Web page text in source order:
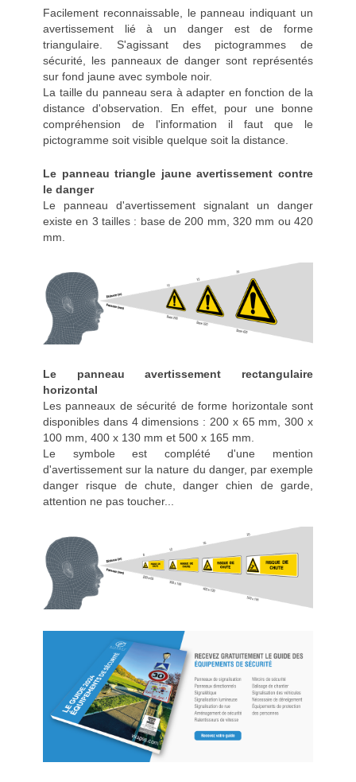
Facilement reconnaissable, le panneau indiquant un
avertissement lié à un danger est de forme
triangulaire. S'agissant des pictogrammes de
sécurité, les panneaux de danger sont représentés
sur fond jaune avec symbole noir.
La taille du panneau sera à adapter en fonction de la
distance d'observation. En effet, pour une bonne
compréhension de l'information il faut que le
pictogramme soit visible quelque soit la distance.
Le panneau triangle jaune avertissement contre
le danger
Le panneau d'avertissement signalant un danger
existe en 3 tailles : base de 200 mm, 320 mm ou 420
mm.
Le panneau avertissement rectangulaire
horizontal
Les panneaux de sécurité de forme horizontale sont
disponibles dans 4 dimensions : 200 x 65 mm, 300 x
100 mm, 400 x 130 mm et 500 x 165 mm.
Le symbole est complété d'une mention
d'avertissement sur la nature du danger, par exemple
danger risque de chute, danger chien de garde,
attention ne pas toucher...